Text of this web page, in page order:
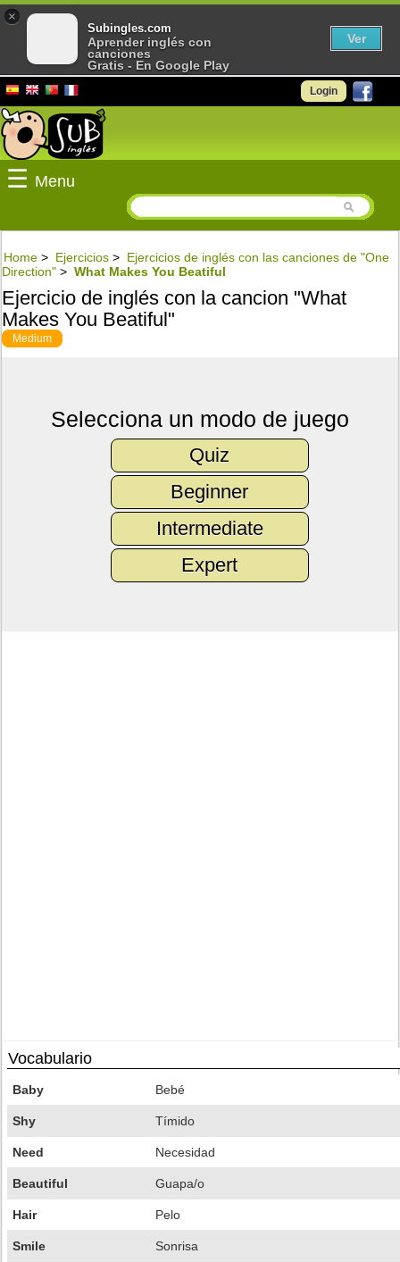
Login
☰ Menu
Home > Ejercicios > Ejercicios de inglés con las canciones de "One
Direction" > What Makes You Beatiful
Ejercicio de inglés con la cancion "What
Makes You Beatiful"
Medium
Selecciona un modo de juego
Quiz
Beginner
Intermediate
Expert
Vocabulario
Baby Bebé
Shy Tímido
Need Necesidad
Beautiful Guapa/o
Hair Pelo
Smile Sonrisa
×
Subingles.com
Aprender inglés con
canciones
Gratis - En Google Play
Ver